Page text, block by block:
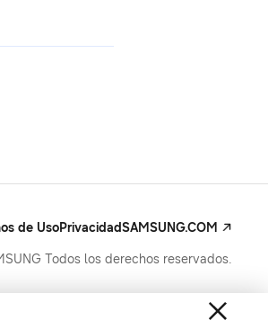
de UsoPrivacidadSAMSUNG.COM
Todos los derechos reservados.